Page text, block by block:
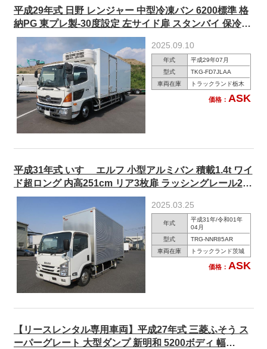
平成29年式 日野 レンジャー 中型冷凍バン 6200標準 格
納PG 東プレ製-30度設定 左サイド扉 スタンバイ 保冷カ
ーテン付 240馬力
2025.09.10
年式
平成29年07月
型式
TKG-FD7JLAA
車両在庫
トラックランド栃木
価格： ASK
平成31年式 いすゞ エルフ 小型アルミバン 積載1.4t ワイ
ド超ロング 内高251cm リア3枚扉 ラッシングレール2段
150馬力 【準中型免許対応 ※5t限定を除く】
2025.03.25
年式
平成31年/令和01年
04月
型式
TRG-NNR85AR
車両在庫
トラックランド茨城
価格： ASK
【リースレンタル専用車両】平成27年式 三菱ふそう ス
ーパーグレート 大型ダンプ 新明和 5200ボディ 幅